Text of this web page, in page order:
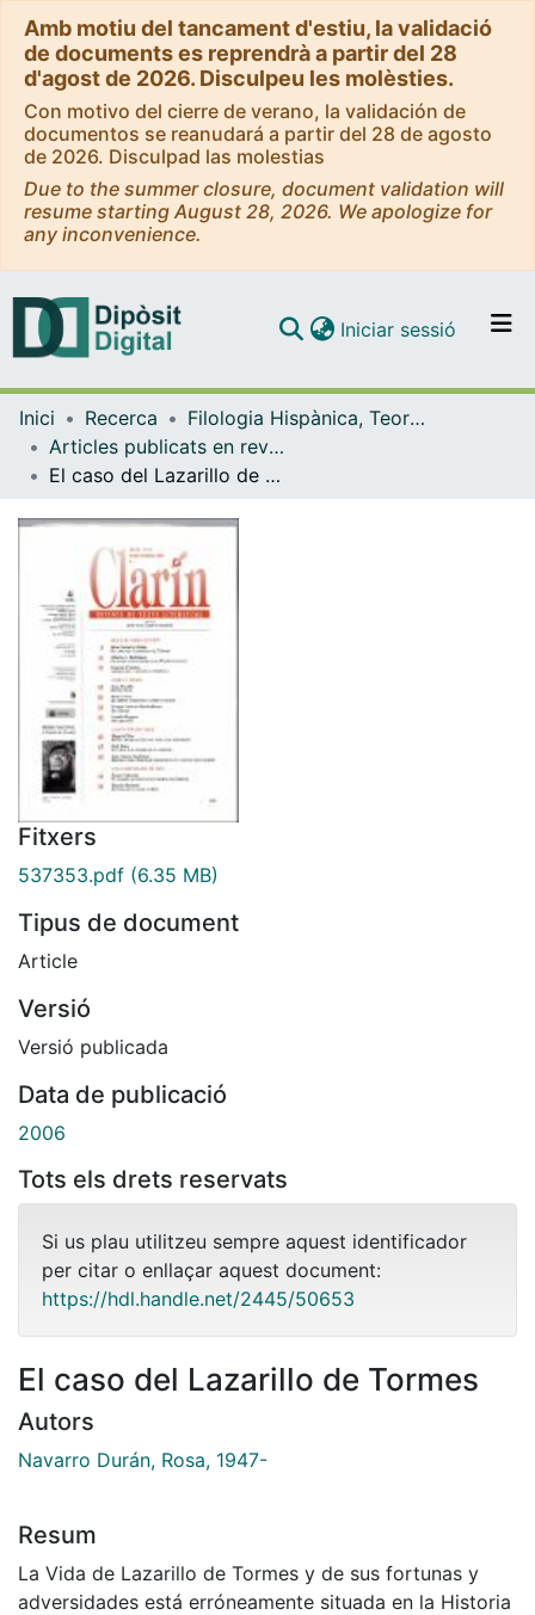
Amb motiu del tancament d'estiu, la validació
de documents es reprendrà a partir del 28
d'agost de 2026. Disculpeu les molèsties.
Con motivo del cierre de verano, la validación de
documentos se reanudará a partir del 28 de agosto
de 2026. Disculpad las molestias
Due to the summer closure, document validation will
resume starting August 28, 2026. We apologize for
any inconvenience.
Navega per tot el DD
Iniciar sessió (current)
Inici Recerca
Filologia Hispànica, Teoria de la Literatura i Comunicació
Articles publicats en revistes (Filologia Hispànica, Teoria de la Literatura i Comunicació)
El caso del Lazarillo de Tormes
Fitxers
537353.pdf (6.35 MB)
Tipus de document
Article
Versió
Versió publicada
Data de publicació
2006
Tots els drets reservats
Si us plau utilitzeu sempre aquest identificador
per citar o enllaçar aquest document:
https://hdl.handle.net/2445/50653
El caso del Lazarillo de Tormes
Autors
Navarro Durán, Rosa, 1947-
Resum
La Vida de Lazarillo de Tormes y de sus fortunas y
adversidades está erróneamente situada en la Historia